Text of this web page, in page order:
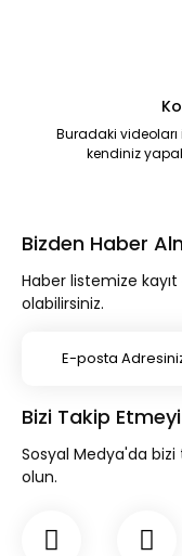
Buradaki videoları
kendiniz
Bizden Haber
Haber listemize
olabilirsiniz.
Bizi Takip
Sosyal Medya'da
olun.